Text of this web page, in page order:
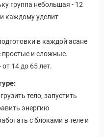
Путеводитель по
группа небольшая - 12
каждому уделит
в каждой асане
простые и сложные.
14 до 65 лет.
тело, запустить
энергию
с блоками в теле и